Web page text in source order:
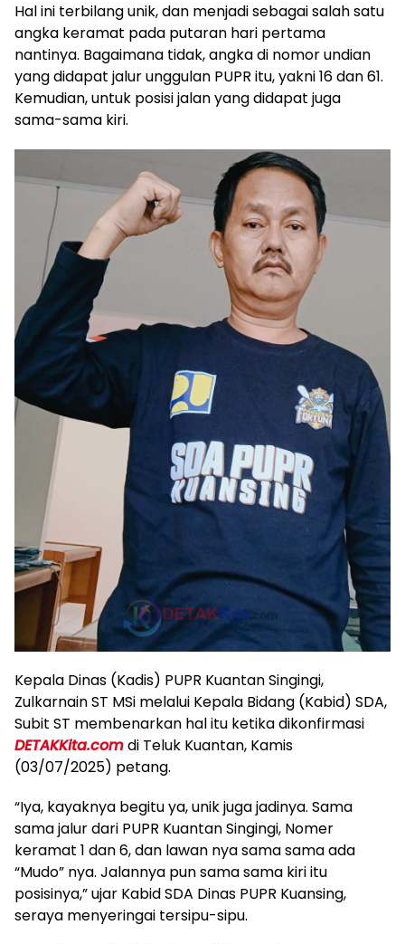
Hal ini terbilang unik, dan menjadi sebagai salah satu
angka keramat pada putaran hari pertama
nantinya. Bagaimana tidak, angka di nomor undian
yang didapat jalur unggulan PUPR itu, yakni 16 dan 61.
Kemudian, untuk posisi jalan yang didapat juga
sama-sama kiri.
Kepala Dinas (Kadis) PUPR Kuantan Singingi,
Zulkarnain ST MSi melalui Kepala Bidang (Kabid) SDA,
Subit ST membenarkan hal itu ketika dikonfirmasi
DETAKKita.comdi Teluk Kuantan, Kamis
(03/07/2025) petang.
“Iya, kayaknya begitu ya, unik juga jadinya. Sama
sama jalur dari PUPR Kuantan Singingi, Nomer
keramat 1 dan 6, dan lawan nya sama sama ada
“Mudo” nya. Jalannya pun sama sama kiri itu
posisinya,” ujar Kabid SDA Dinas PUPR Kuansing,
seraya menyeringai tersipu-sipu.